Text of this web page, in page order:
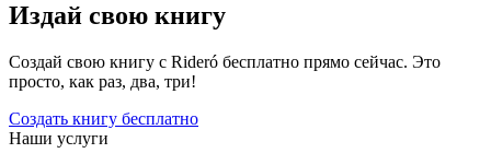
Издай свою книгу
Создай свою книгу с Rideró бесплатно прямо сейчас. Это
просто, как раз, два, три!
Создать книгу бесплатно
Наши услуги